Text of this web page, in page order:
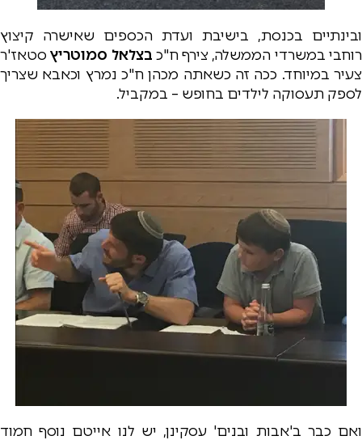
ובינתיים בכנסת, בישיבת ועדת הכספים שאישרה קיצוץ
רוחבי במשרדי הממשלה, צירף ח"כ בצלאל סמוטריץסטאז'ר
צעיר במיוחד. ככה זה כשאתה מכהן ח"כ נמרץ וכאבא שצריך
לספק תעסוקה לילדים בחופש – במקביל.
ואם כבר ב'אבות ובנים' עסקינן, יש לנו אייטם נוסף חמוד